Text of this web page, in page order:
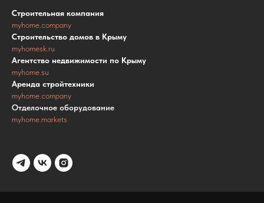
Строительная компания
myhome.company
Строительство домов в Крыму
myhomesk.ru
Агентство недвижимости по Крыму
myhome.su
Аренда стройтехники
myhome.company
Отделочное оборудование
myhome.markets